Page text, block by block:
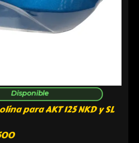
Disponible
para AKT 125 NKD y SL